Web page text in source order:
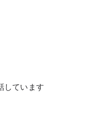
しています